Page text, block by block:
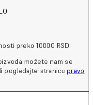
preko 10000 RSD.
možete nam se
pogledajte stranicupravo